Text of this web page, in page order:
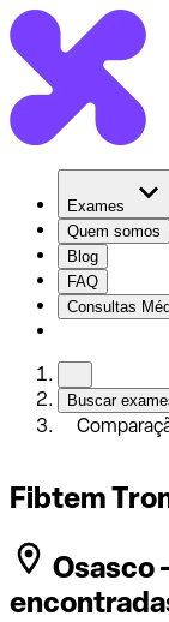
Exames
Quem somos
Blog
FAQ
Consultas
Buscar
Fibtem
Osasco